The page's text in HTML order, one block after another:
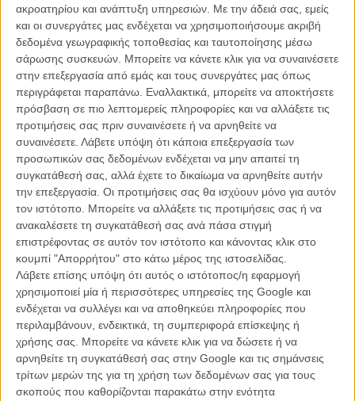
ακροατηρίου και ανάπτυξη υπηρεσιών. Με την άδειά σας, εμείς
και οι συνεργάτες μας ενδέχεται να χρησιμοποιήσουμε ακριβή
δεδομένα γεωγραφικής τοποθεσίας και ταυτοποίησης μέσω
σάρωσης συσκευών. Μπορείτε να κάνετε κλικ για να συναινέσετε
στην επεξεργασία από εμάς και τους συνεργάτες μας όπως
περιγράφεται παραπάνω. Εναλλακτικά, μπορείτε να αποκτήσετε
πρόσβαση σε πιο λεπτομερείς πληροφορίες και να αλλάξετε τις
προτιμήσεις σας πριν συναινέσετε ή να αρνηθείτε να
συναινέσετε. Λάβετε υπόψη ότι κάποια επεξεργασία των
προσωπικών σας δεδομένων ενδέχεται να μην απαιτεί τη
συγκατάθεσή σας, αλλά έχετε το δικαίωμα να αρνηθείτε αυτήν
την επεξεργασία. Οι προτιμήσεις σας θα ισχύουν μόνο για αυτόν
τον ιστότοπο. Μπορείτε να αλλάξετε τις προτιμήσεις σας ή να
ανακαλέσετε τη συγκατάθεσή σας ανά πάσα στιγμή
επιστρέφοντας σε αυτόν τον ιστότοπο και κάνοντας κλικ στο
κουμπί "Απορρήτου" στο κάτω μέρος της ιστοσελίδας.
Λάβετε επίσης υπόψη ότι αυτός ο ιστότοπος/η εφαρμογή
χρησιμοποιεί μία ή περισσότερες υπηρεσίες της Google και
ενδέχεται να συλλέγει και να αποθηκεύει πληροφορίες που
περιλαμβάνουν, ενδεικτικά, τη συμπεριφορά επίσκεψης ή
χρήσης σας. Μπορείτε να κάνετε κλικ για να δώσετε ή να
αρνηθείτε τη συγκατάθεσή σας στην Google και τις σημάνσεις
τρίτων μερών της για τη χρήση των δεδομένων σας για τους
σκοπούς που καθορίζονται παρακάτω στην ενότητα
Διαβάστε τη γνώμη του Flix: Κάννες 2017 - Το τέλος ενός
γάμου και μιας ολόκληρης χώρας στο «Χωρίς Αγάπη» του
Αντρέι Ζβιάγκιντσεφ